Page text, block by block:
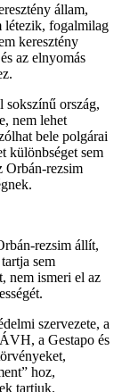
állam,
létezik, fogalmilag
keresztény
az elnyomás
sokszínű ország,
nem lehet
bele polgárai
különbséget sem
Orbán-rezsim
rezsim állít,
sem
nem ismeri el az
szervezete, a
a Gestapo és
hoz,
tartjuk.